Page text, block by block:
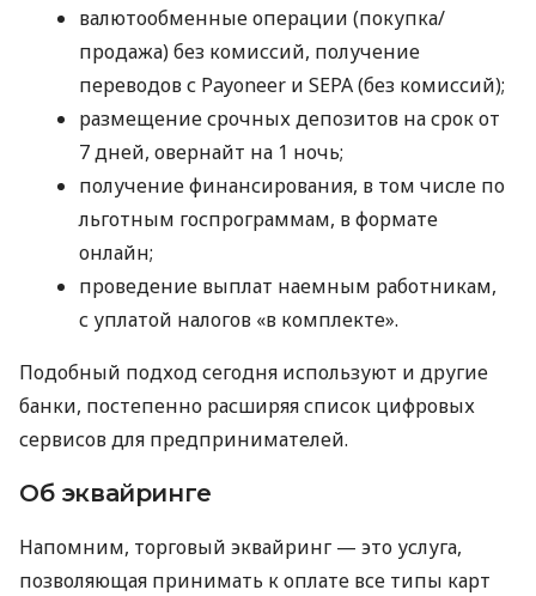
валютообменные операции (покупка/
продажа) без комиссий, получение
переводов с Payoneer и SEPA (без комиссий);
размещение срочных депозитов на срок от
7 дней, овернайт на 1 ночь;
получение финансирования, в том числе по
льготным госпрограммам, в формате
онлайн;
проведение выплат наемным работникам,
с уплатой налогов «в комплекте».
Подобный подход сегодня используют и другие
банки, постепенно расширяя список цифровых
сервисов для предпринимателей.
Об эквайринге
Напомним, торговый эквайринг — это услуга,
позволяющая принимать к оплате все типы карт